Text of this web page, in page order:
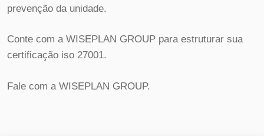
prevenção da unidade.
Conte com a WISEPLAN GROUP para estruturar sua
certificação iso 27001.
Fale com a WISEPLAN GROUP.